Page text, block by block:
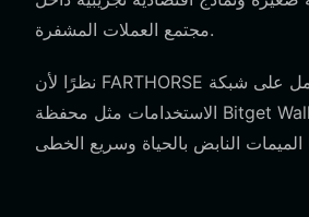
مجتمع العملات المشفرة.
نظرًا لأن FARTHORSE تعمل على شبكة Solana، يجب أن تكون محفظتك متوافقة مع بنية Solana المحددة. يضمن استخدام أداة متعددة
الاستخدامات مثل محفظة Bitget Wallet أن أصولك ليست سهلة الوصول فحسب، بل آمنة أيضًا، مما يوفر بوابة إلى عالم الأصول التي